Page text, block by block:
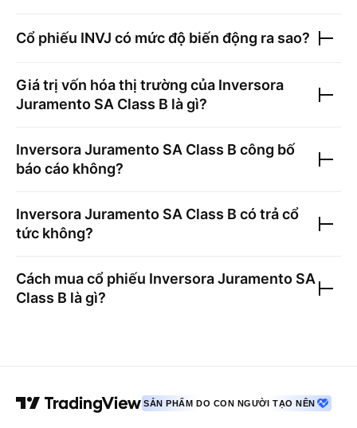
Cổ phiếu INVJ có mức độ biến động ra sao?
Giá trị vốn hóa thị trường của Inversora
Juramento SA Class B là gì?
Inversora Juramento SA Class B công bố
báo cáo không?
Inversora Juramento SA Class B có trả cổ
tức không?
Cách mua cổ phiếu Inversora Juramento SA
Class B là gì?
SẢN PHẨM DO CON NGƯỜI TẠO NÊN